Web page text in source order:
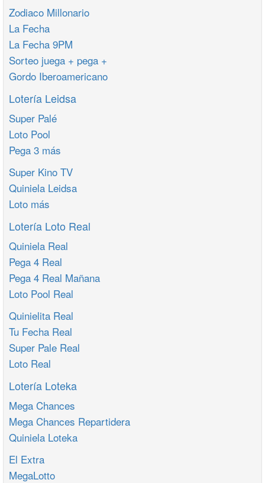
Zodiaco Millonario
La Fecha
La Fecha 9PM
Sorteo juega + pega +
Gordo Iberoamericano
Lotería Leidsa
Super Palé
Loto Pool
Pega 3 más
Super Kino TV
Quiniela Leidsa
Loto más
Lotería Loto Real
Quiniela Real
Pega 4 Real
Pega 4 Real Mañana
Loto Pool Real
Quinielita Real
Tu Fecha Real
Super Pale Real
Loto Real
Lotería Loteka
Mega Chances
Mega Chances Repartidera
Quiniela Loteka
El Extra
MegaLotto